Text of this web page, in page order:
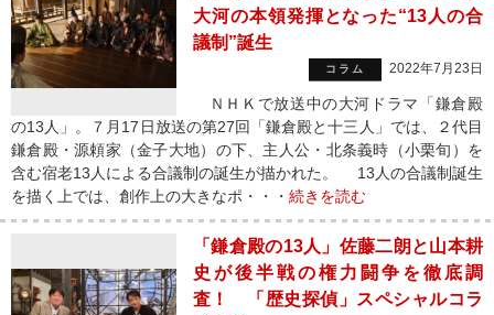
大河の本領発揮となった“13人の合
議制”誕生
コラム 2022年7月23日
ＮＨＫで放送中の大河ドラマ「鎌倉殿
の13人」。７月17日放送の第27回「鎌倉殿と十三人」では、２代目
鎌倉殿・源頼家（金子大地）の下、主人公・北条義時（小栗旬）を
含む宿老13人による合議制の誕生が描かれた。 13人の合議制誕生
を描く上では、創作上の大きなポ・・・ 続きを読む
「鎌倉殿の13人」佐藤二朗と山本耕
史が後半戦の権力闘争を徹底調
査！ 「歴史探偵」スペシャルコラ